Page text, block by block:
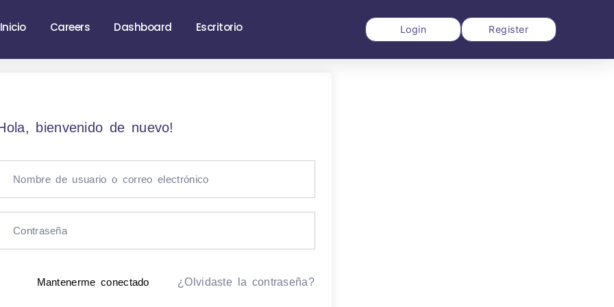
Inicio Careers Dashboard Escritorio Login Register
bienvenido de nuevo!
Mantenerme conectado ¿Olvidaste la contraseña?